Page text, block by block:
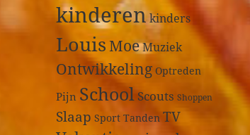
kinderenkinders
LouisMoeMuziek
Ontwikkeling Optreden
Pijn SchoolScouts Shoppen
Slaap Sport Tanden TV